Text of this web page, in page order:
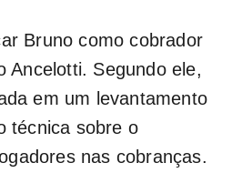
Bruno como cobrador
Ancelotti. Segundo ele,
em um levantamento
técnica sobre o
nas cobranças.